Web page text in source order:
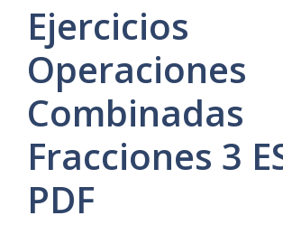
Ejercicios
Operaciones
Combinadas
Fracciones 3
PDF